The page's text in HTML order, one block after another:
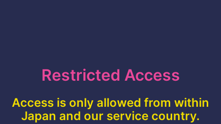
Restricted Access
Access is only allowed from within
Japan and our service country.